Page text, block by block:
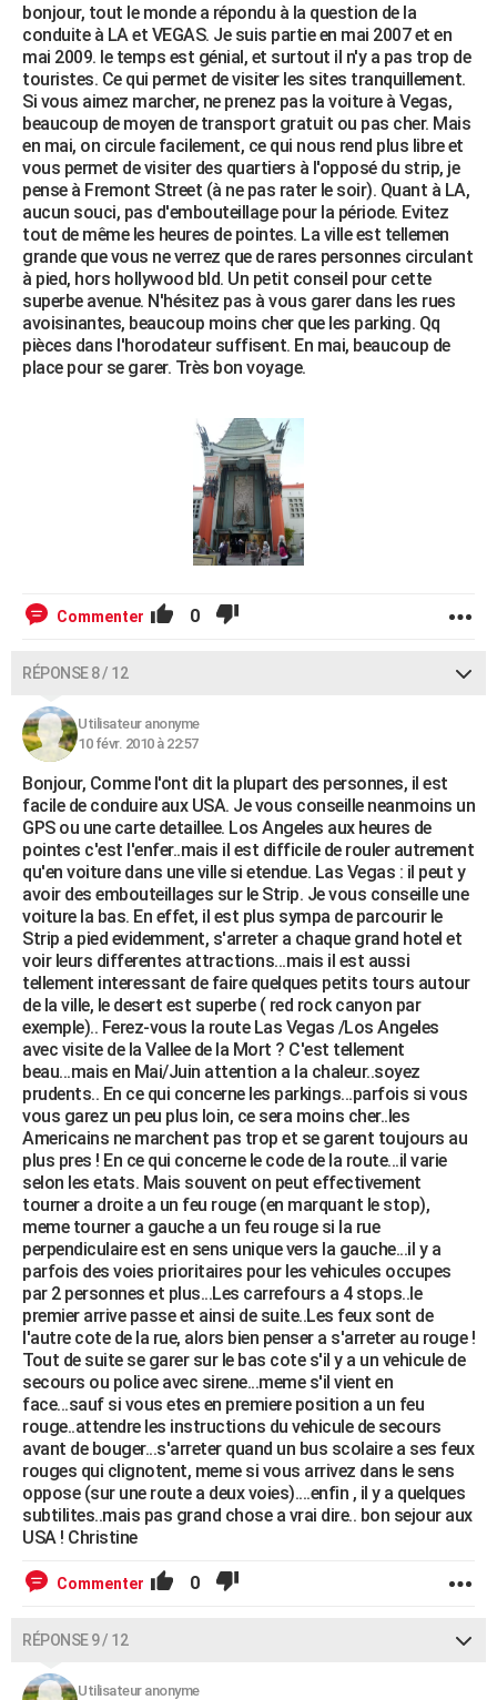
bonjour, tout le monde a répondu à la question de la
conduite à LA et VEGAS. Je suis partie en mai 2007 et en
mai 2009. le temps est génial, et surtout il n'y a pas trop de
touristes. Ce qui permet de visiter les sites tranquillement.
Si vous aimez marcher, ne prenez pas la voiture à Vegas,
beaucoup de moyen de transport gratuit ou pas cher. Mais
en mai, on circule facilement, ce qui nous rend plus libre et
vous permet de visiter des quartiers à l'opposé du strip, je
pense à Fremont Street (à ne pas rater le soir). Quant à LA,
aucun souci, pas d'embouteillage pour la période. Evitez
tout de même les heures de pointes. La ville est tellemen
grande que vous ne verrez que de rares personnes circulant
à pied, hors hollywood bld. Un petit conseil pour cette
superbe avenue. N'hésitez pas à vous garer dans les rues
avoisinantes, beaucoup moins cher que les parking. Qq
pièces dans l'horodateur suffisent. En mai, beaucoup de
place pour se garer. Très bon voyage.
Commenter 0
RÉPONSE 8 / 12
Utilisateur anonyme
10 févr. 2010 à 22:57
Bonjour, Comme l'ont dit la plupart des personnes, il est
facile de conduire aux USA. Je vous conseille neanmoins un
GPS ou une carte detaillee. Los Angeles aux heures de
pointes c'est l'enfer..mais il est difficile de rouler autrement
qu'en voiture dans une ville si etendue. Las Vegas : il peut y
avoir des embouteillages sur le Strip. Je vous conseille une
voiture la bas. En effet, il est plus sympa de parcourir le
Strip a pied evidemment, s'arreter a chaque grand hotel et
voir leurs differentes attractions...mais il est aussi
tellement interessant de faire quelques petits tours autour
de la ville, le desert est superbe ( red rock canyon par
exemple).. Ferez-vous la route Las Vegas /Los Angeles
avec visite de la Vallee de la Mort ? C'est tellement
beau...mais en Mai/Juin attention a la chaleur..soyez
prudents.. En ce qui concerne les parkings...parfois si vous
vous garez un peu plus loin, ce sera moins cher..les
Americains ne marchent pas trop et se garent toujours au
plus pres ! En ce qui concerne le code de la route...il varie
selon les etats. Mais souvent on peut effectivement
tourner a droite a un feu rouge (en marquant le stop),
meme tourner a gauche a un feu rouge si la rue
perpendiculaire est en sens unique vers la gauche...il y a
parfois des voies prioritaires pour les vehicules occupes
par 2 personnes et plus...Les carrefours a 4 stops..le
premier arrive passe et ainsi de suite..Les feux sont de
l'autre cote de la rue, alors bien penser a s'arreter au rouge !
Tout de suite se garer sur le bas cote s'il y a un vehicule de
secours ou police avec sirene...meme s'il vient en
face...sauf si vous etes en premiere position a un feu
rouge..attendre les instructions du vehicule de secours
avant de bouger...s'arreter quand un bus scolaire a ses feux
rouges qui clignotent, meme si vous arrivez dans le sens
oppose (sur une route a deux voies)....enfin , il y a quelques
subtilites..mais pas grand chose a vrai dire.. bon sejour aux
USA ! Christine
Commenter 0
RÉPONSE 9 / 12
Utilisateur anonyme